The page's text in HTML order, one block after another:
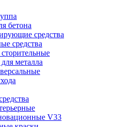
бетона
средства
средства
металла
V33